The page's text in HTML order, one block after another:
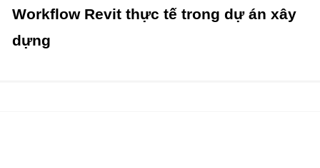
Workflow Revit thực tế trong dự án xây
dựng